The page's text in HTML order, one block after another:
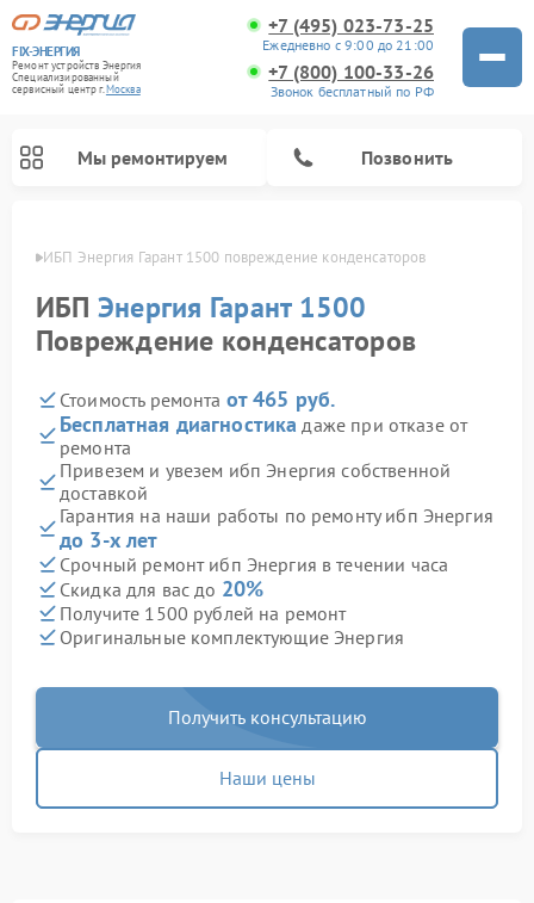
FIX-ЭНЕРГИЯ
Ремонт устройств Энергия
Специализированный
cервисный центр г.Москва
+7 (495) 023-73-25
Ежедневно с 9:00 до 21:00
+7 (800) 100-33-26
Звонок бесплатный по РФ
Мы ремонтируем Позвонить
ИБП Энергия Гарант 1500 повреждение конденсаторов
ИБП Энергия Гарант 1500
Повреждение конденсаторов
Стоимость ремонта от 465 руб.
Бесплатная диагностика даже при отказе от
ремонта
Привезем и увезем ибп Энергия собственной
доставкой
Гарантия на наши работы по ремонту ибп Энергия
до 3-х лет
Срочный ремонт ибп Энергия в течении часа
Скидка для вас до 20%
Получите 1500 рублей на ремонт
Оригинальные комплектующие Энергия
Получить консультацию
Наши цены